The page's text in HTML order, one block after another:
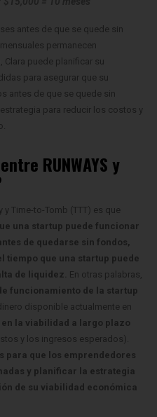
antes de que se quede sin
permanecen
puede planificar su
para asegurar que su
antes de que se quede sin
para reducir los costos y
RUNWAYS y
Time-to-Tomb (TTT) es que
una startup puede funcionar
de quedarse sin fondos,
tiempo que una startup puede
de liquidez. En otras palabras,
funcionamiento de la startup
disponible actualmente en
en la viabilidad a largo plazo
y los ingresos esperados).
para que los emprendedores
y planificar la estrategia
de su viabilidad económica